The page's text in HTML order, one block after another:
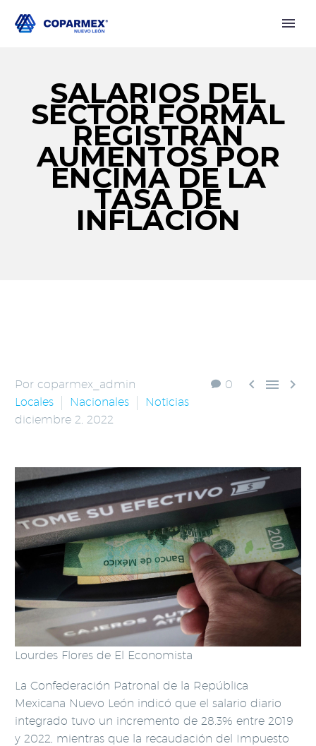
SALARIOS DEL
SECTOR FORMAL
REGISTRAN
AUMENTOS POR
ENCIMA DE LA
TASA DE
INFLACIÓN
0   
Por coparmex_admin
Locales
Nacionales
Noticias
diciembre 2, 2022
Lourdes Flores de El Economista
La Confederación Patronal de la República
Mexicana Nuevo León indicó que el salario diario
integrado tuvo un incremento de 28.3% entre 2019
y 2022, mientras que la recaudación del Impuesto